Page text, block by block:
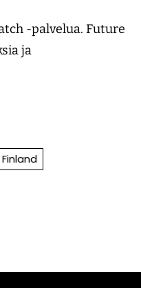
-palvelua. Future
ja